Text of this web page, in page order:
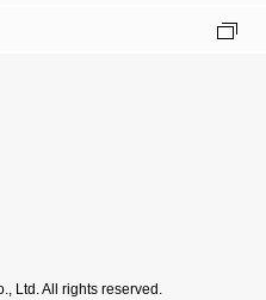
Ltd. All rights reserved.